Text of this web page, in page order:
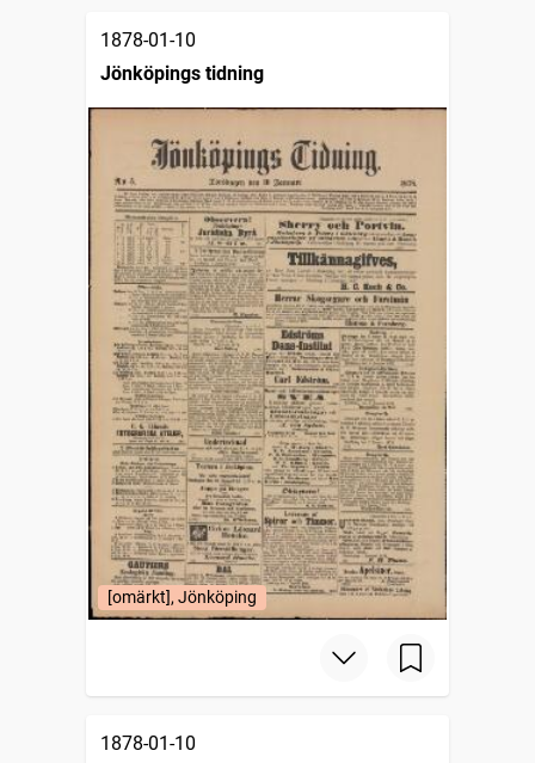
1878-01-10
Jönköpings tidning
[omärkt], Jönköping
1878-01-10